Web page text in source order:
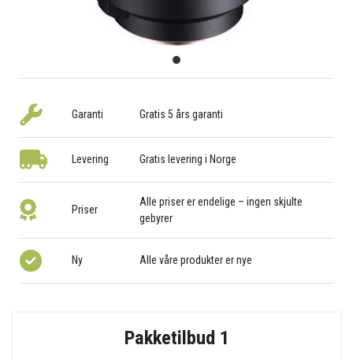
Garanti Gratis 5 års garanti
Levering Gratis levering i Norge
Priser
Alle priser er endelige – ingen skjulte
gebyrer
Ny Alle våre produkter er nye
Pakketilbud 1